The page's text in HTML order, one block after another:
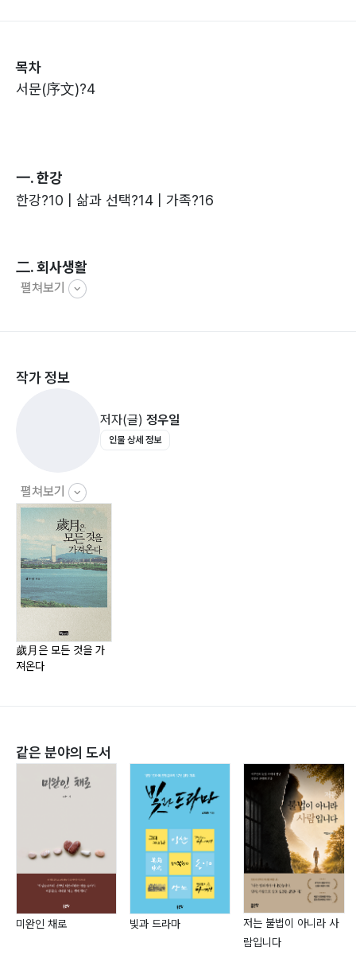
어두고 망설였는데 그래도 나는 태어나기 13년 전에 돌아
가신 할아버지의 친필 글 하나에서 그 시대의 생활을 상상
설령 자신의 살아온 길이 다소 미흡하더라도 인생은 각자
누구와도 비교될 수 없는 고유한 존재이며 이 세상을 다
定離한다는 말은 경건하고 지당하다.
다만 얼마나 진실하고 순수한 느낌을 담느냐가 중요하다.
려 보았으며 돌아보니 부족하고 서투른데 어떻게 살아왔
좋은 인연들이 고맙다. 수필집이라지만 평범한 생활담이
어 시상도 몇 편 올려 보았다.
《세월은 모든 것을 가져온다》라는 책명(冊名)은 그리스
사화집(詞華集)에 실려 있는 철학자 ‘플라톤’이 한 말이
다.
목차
서문(序文)?4
一. 한강
한강?10 | 삶과 선택?14 | 가족?16
二. 회사생활
회사생활?22 | 짧은 만남 긴 추억 ?29 | 스펀지 알레르
소부유근(小富由勤)?44 | 출산과 역사?46 | 미국문화
사?57 | 일본 방문?77
백년손님(百年之客)?93 | 골프와 인생?99 | 소매치기?
104
기내수담(機內手談)?108 | 인사?113 | 술은 어떻게 마
셔야 할까?117
금강산?122
유보(留保) 개업식 ?130 | 황당(荒唐)했던 일 ?135 | 탄
원서?137
五. 사업장 이전
좋은 의사?150 | 매운 고추 ?153 | 수박과 처녀 복숭아?
주식무지(株式無知) 유감?159 | 대방동을 떠나오며?
부천으로 이전?164 | 스펀지와 인연?166
펼쳐보기
작가 정보
저자(글) 정우일
인물 상세 정보
펼쳐보기
歲月은 모든 것을 가
져온다
같은 분야의 도서
미완인 채로 빛과 드라마
저는 불법이 아니라 사
람입니다